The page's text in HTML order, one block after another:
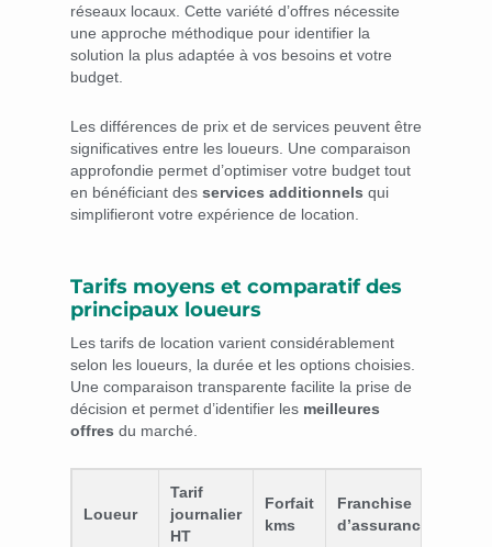
réseaux locaux. Cette variété d’offres nécessite
une approche méthodique pour identifier la
solution la plus adaptée à vos besoins et votre
budget.
Les différences de prix et de services peuvent être
significatives entre les loueurs. Une comparaison
approfondie permet d’optimiser votre budget tout
en bénéficiant des services additionnels qui
simplifieront votre expérience de location.
Tarifs moyens et comparatif des
principaux loueurs
Les tarifs de location varient considérablement
selon les loueurs, la durée et les options choisies.
Une comparaison transparente facilite la prise de
décision et permet d’identifier les meilleures
offres du marché.
Loueur
Tarif
journalier
HT
Forfait
kms
Franchise
d’assurance